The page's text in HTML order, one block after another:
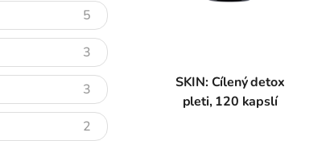
5
3
3
2
SKIN: Cílený detox
pleti, 120 kapslí